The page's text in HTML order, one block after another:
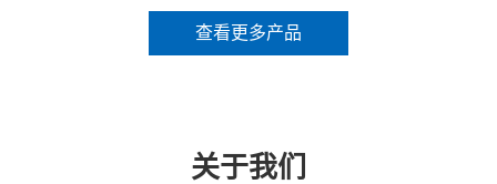
查看更多产品
关于我们